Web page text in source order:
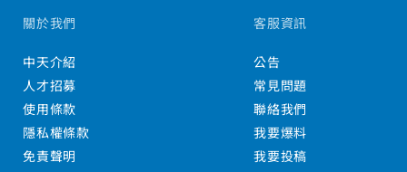
關於我們
中天介紹
人才招募
使用條款
隱私權條款
免責聲明
客服資訊
公告
常見問題
聯絡我們
我要爆料
我要投稿